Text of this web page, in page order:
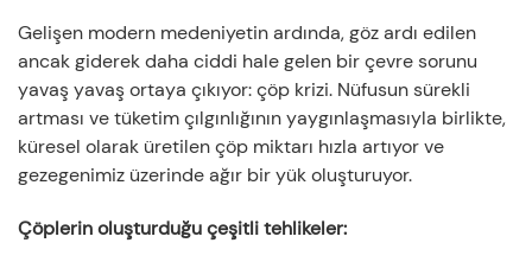
Gelişen modern medeniyetin ardında, göz ardı edilen
ancak giderek daha ciddi hale gelen bir çevre sorunu
yavaş yavaş ortaya çıkıyor: çöp krizi. Nüfusun sürekli
artması ve tüketim çılgınlığının yaygınlaşmasıyla birlikte,
küresel olarak üretilen çöp miktarı hızla artıyor ve
gezegenimiz üzerinde ağır bir yük oluşturuyor.
Çöplerin oluşturduğu çeşitli tehlikeler: